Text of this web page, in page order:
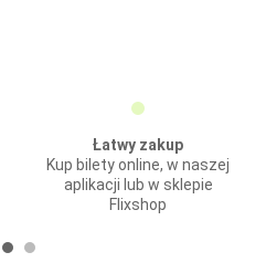
Łatwy zakup
Kup bilety online, w naszej
aplikacji lub w sklepie
Flixshop